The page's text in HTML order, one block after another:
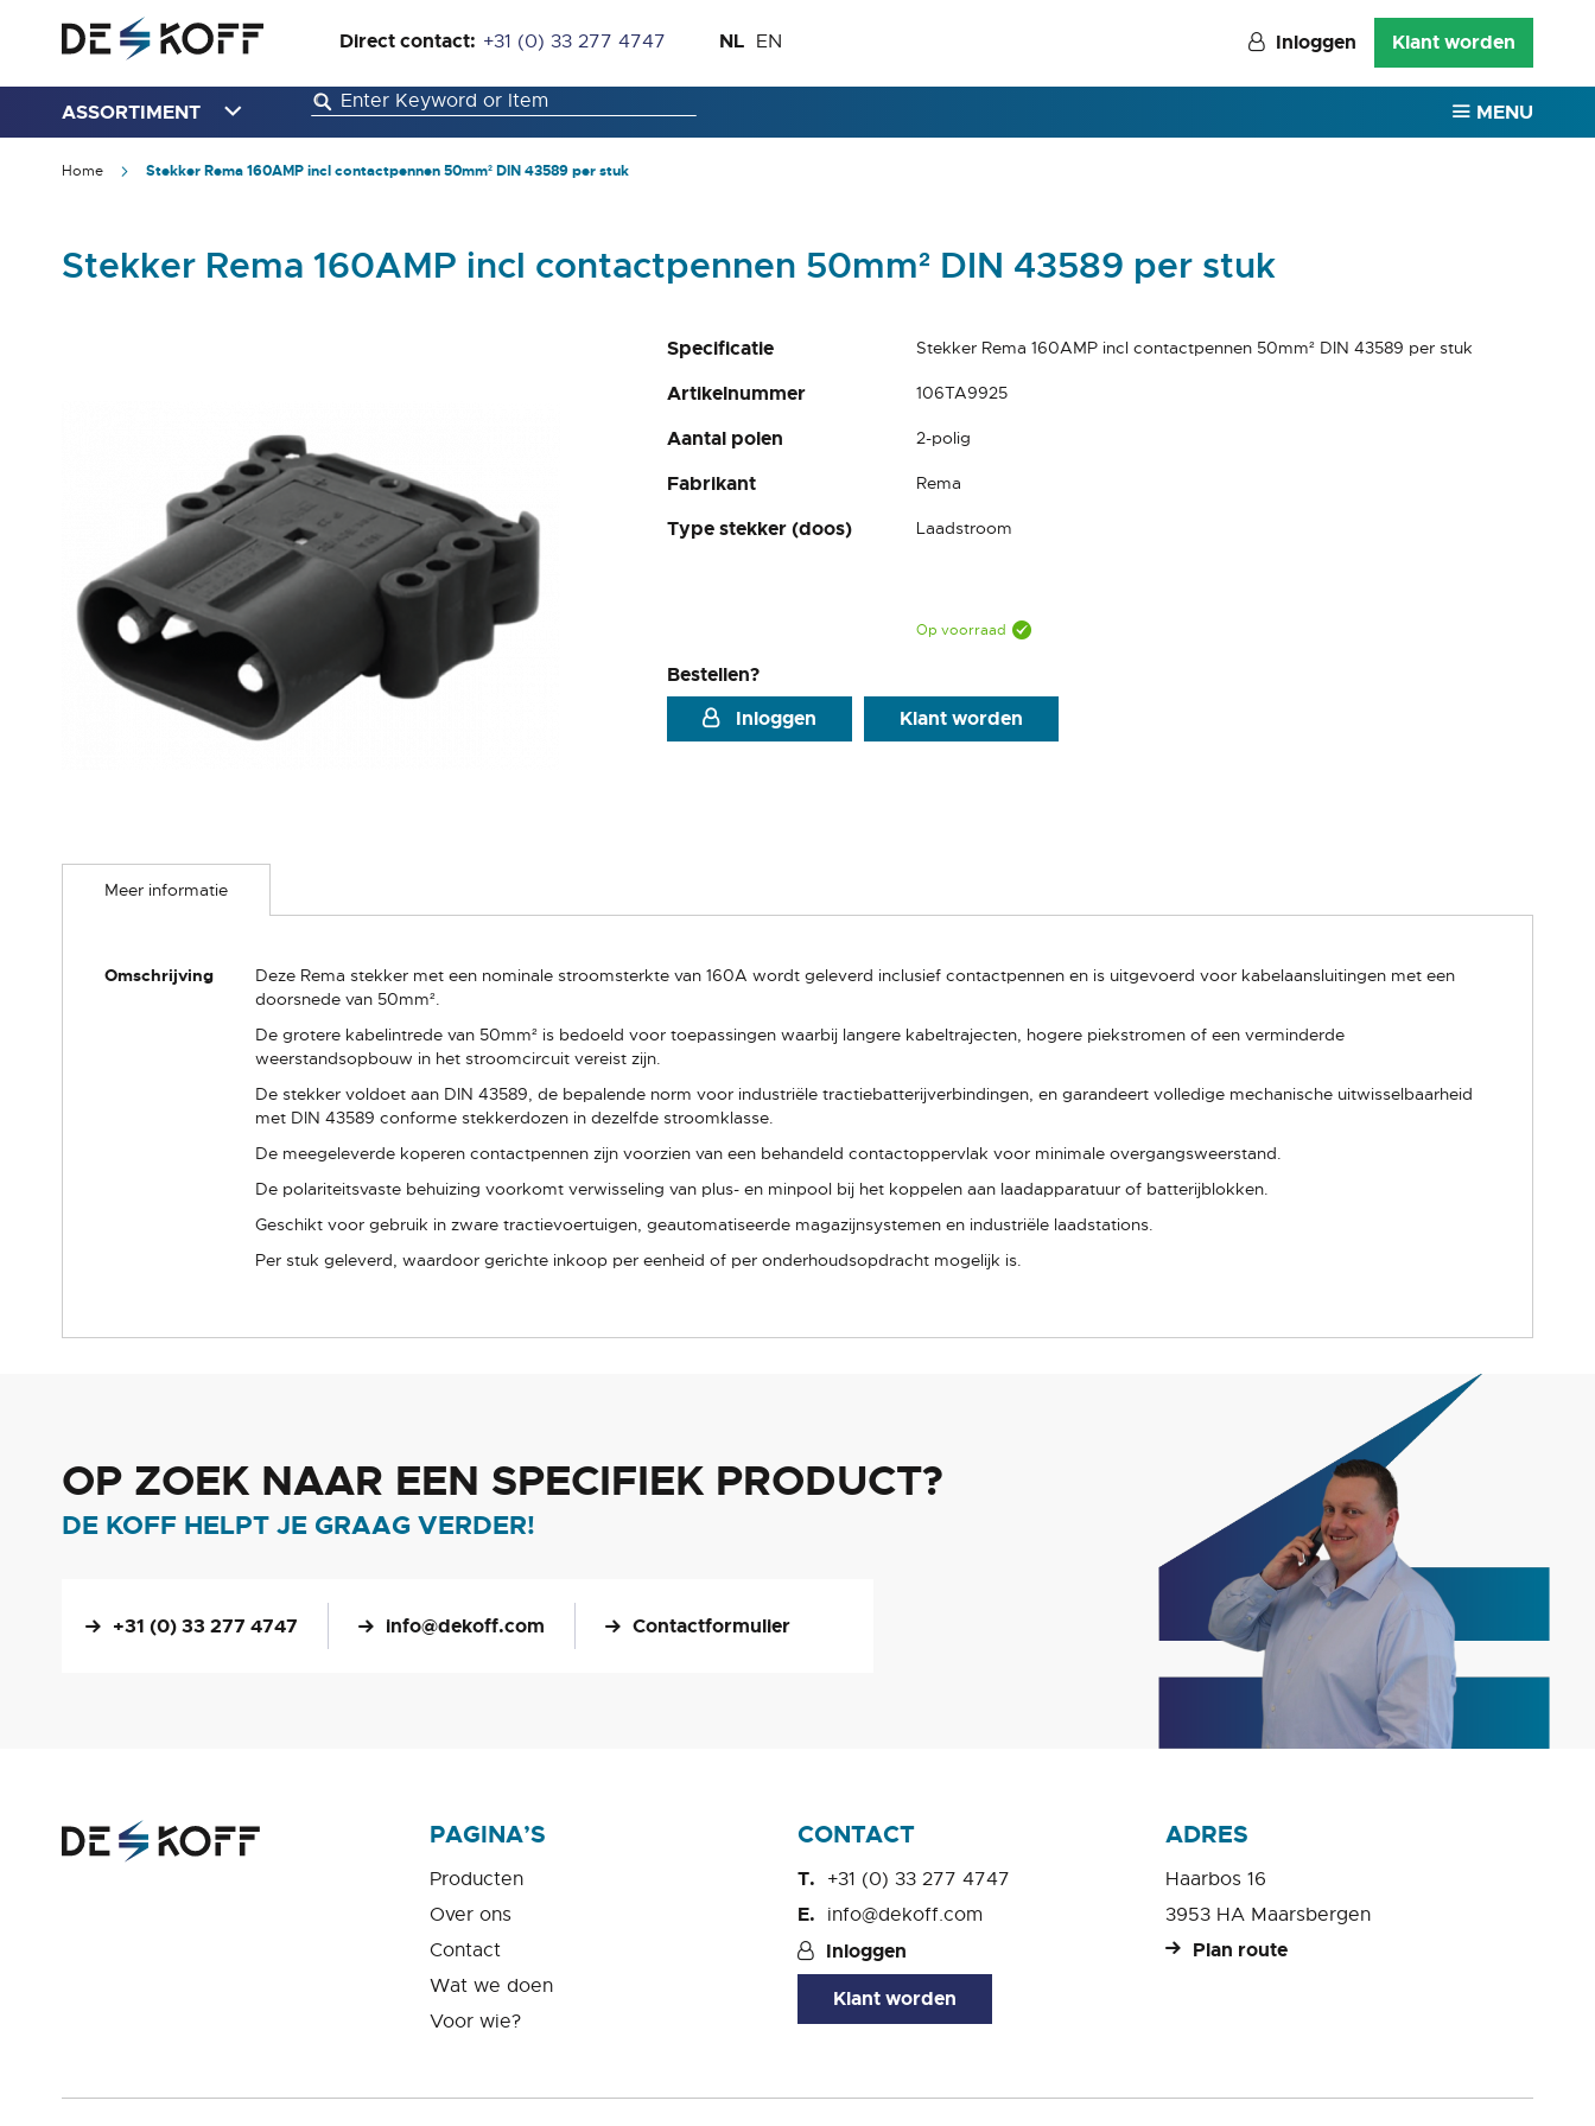
Direct contact: +31 (0) 33 277 4747
de
inhoud
Taal
NL EN Inloggen Klant worden
ASSORTIMENT MENU
Home Stekker Rema 160AMP incl contactpennen 50mm² DIN 43589 per stuk
Stekker Rema 160AMP incl contactpennen 50mm² DIN 43589 per stuk
Specificatie Stekker Rema 160AMP incl contactpennen 50mm² DIN 43589 per stuk
Artikelnummer 106TA9925
Aantal polen 2-polig
Fabrikant Rema
Type stekker (doos) Laadstroom
Op voorraad
Bestellen?
Inloggen
Klant worden
naar
afbeeldingen-
Meer informatie
Meer
informatie
Omschrijving
Deze Rema stekker met een nominale stroomsterkte van 160A wordt geleverd inclusief contactpennen en is uitgevoerd voor kabelaansluitingen met een
doorsnede van 50mm².
De grotere kabelintrede van 50mm² is bedoeld voor toepassingen waarbij langere kabeltrajecten, hogere piekstromen of een verminderde
weerstandsopbouw in het stroomcircuit vereist zijn.
De stekker voldoet aan DIN 43589, de bepalende norm voor industriële tractiebatterijverbindingen, en garandeert volledige mechanische uitwisselbaarheid
met DIN 43589 conforme stekkerdozen in dezelfde stroomklasse.
De meegeleverde koperen contactpennen zijn voorzien van een behandeld contactoppervlak voor minimale overgangsweerstand.
De polariteitsvaste behuizing voorkomt verwisseling van plus- en minpool bij het koppelen aan laadapparatuur of batterijblokken.
Geschikt voor gebruik in zware tractievoertuigen, geautomatiseerde magazijnsystemen en industriële laadstations.
Per stuk geleverd, waardoor gerichte inkoop per eenheid of per onderhoudsopdracht mogelijk is.
OP ZOEK NAAR EEN SPECIFIEK PRODUCT?
DE KOFF HELPT JE GRAAG VERDER!
+31 (0) 33 277 4747 info@dekoff.com Contactformulier
PAGINA’S
Producten
Over ons
Contact
Wat we doen
Voor wie?
CONTACT
+31 (0) 33 277 4747
info@dekoff.com
Inloggen
Klant worden
ADRES
Haarbos 16
3953 HA Maarsbergen
Plan route